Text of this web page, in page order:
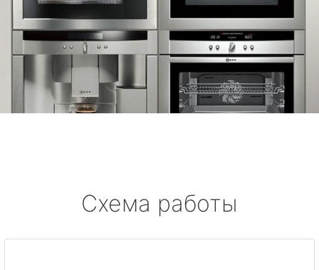
Схема работы